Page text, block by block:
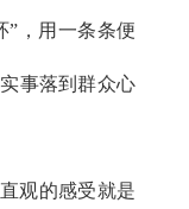
”，用一条条便
事落到群众心
观的感受就是